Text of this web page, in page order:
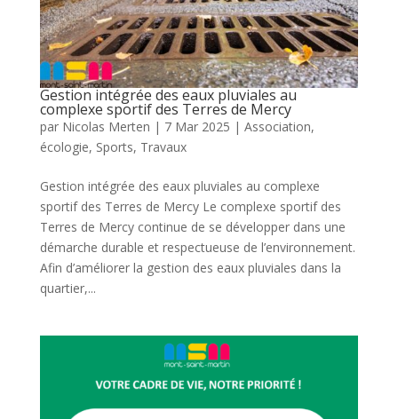
Gestion intégrée des eaux pluviales au
complexe sportif des Terres de Mercy
par Nicolas Merten | 7 Mar 2025 | Association,
écologie, Sports, Travaux
Gestion intégrée des eaux pluviales au complexe
sportif des Terres de Mercy Le complexe sportif des
Terres de Mercy continue de se développer dans une
démarche durable et respectueuse de l’environnement.
Afin d’améliorer la gestion des eaux pluviales dans la
quartier,...